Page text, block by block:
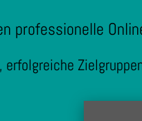
professionelle